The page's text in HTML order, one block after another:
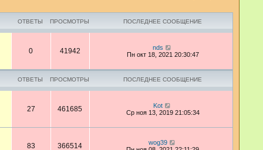
ОТВЕТЫ ПРОСМОТРЫ ПОСЛЕДНЕЕ СООБЩЕНИЕ
0 41942
nds
Пн окт 18, 2021 20:30:47
ОТВЕТЫ ПРОСМОТРЫ ПОСЛЕДНЕЕ СООБЩЕНИЕ
27 461685
Kot
Ср ноя 13, 2019 21:05:34
83 366514
wog39